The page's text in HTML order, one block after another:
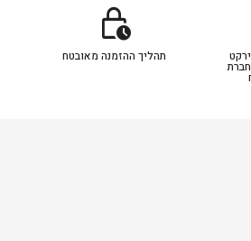
lock_clock
תהליך ההזמנה מאובטח